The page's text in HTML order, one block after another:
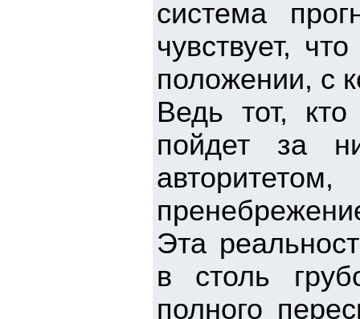
система
чувствует,
положении, с
Ведь тот,
пойдет за
Эта
в столь
полного